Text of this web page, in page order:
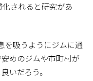
されると研究があ
を吸うようにジムに通
めのジムや市町村が
いだろう。